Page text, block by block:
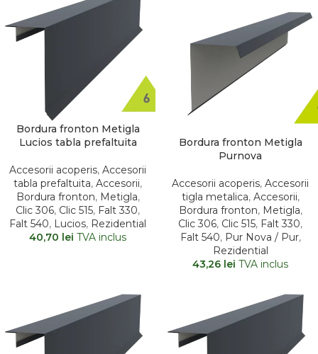
Bordura fronton Metigla
Lucios tabla prefaltuita
Accesorii acoperis, Accesorii
tabla prefaltuita, Accesorii,
Bordura fronton, Metigla,
Clic 306, Clic 515, Falt 330,
Falt 540, Lucios, Rezidential
40,70 lei TVA inclus
Bordura fronton Metigla
Purnova
Accesorii acoperis, Accesorii
tigla metalica, Accesorii,
Bordura fronton, Metigla,
Clic 306, Clic 515, Falt 330,
Falt 540, Pur Nova / Pur,
Rezidential
43,26 lei TVA inclus